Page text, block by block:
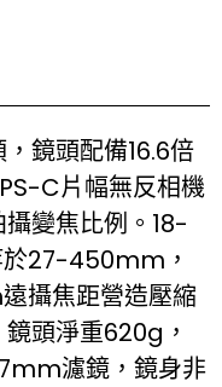
鏡頭配備16.6倍
C片幅無反相機
變焦比例。18-
27-450mm，
攝焦距營造壓縮
頭淨重620g，
濾鏡，鏡身非